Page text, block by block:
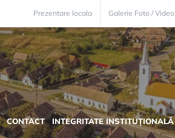
Prezentare locala Galerie Foto / Video
CONTACT INTEGRITATE INSTITUȚIONALĂ